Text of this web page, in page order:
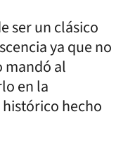
ser un clásico
ya que no
mandó al
en la
hecho